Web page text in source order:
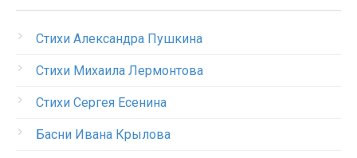
Стихи Александра Пушкина
Стихи Михаила Лермонтова
Стихи Сергея Есенина
Басни Ивана Крылова